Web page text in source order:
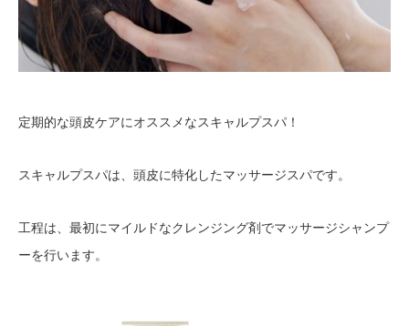
定期的な頭皮ケアにオススメなスキャルプスパ！
スキャルプスパは、頭皮に特化したマッサージスパです。
工程は、最初にマイルドなクレンジング剤でマッサージシャンプ
ーを行います。